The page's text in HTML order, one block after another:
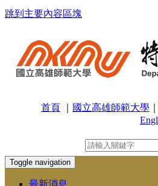
跳到主要內容區塊
首頁 國立高雄師範大學
Toggle navigation
最新消息